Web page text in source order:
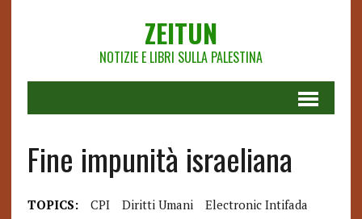
ZEITUN
NOTIZIE E LIBRI SULLA PALESTINA
Fine impunità israeliana
TOPICS: CPI Diritti Umani
Electronic Intifada